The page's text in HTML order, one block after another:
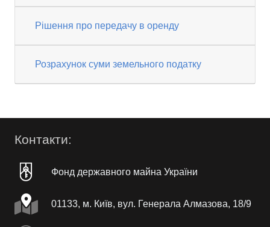
Рішення про передачу в оренду
Розрахунок суми земельного податку
Контакти:
Фонд державного майна України
01133, м. Київ, вул. Генерала Алмазова, 18/9